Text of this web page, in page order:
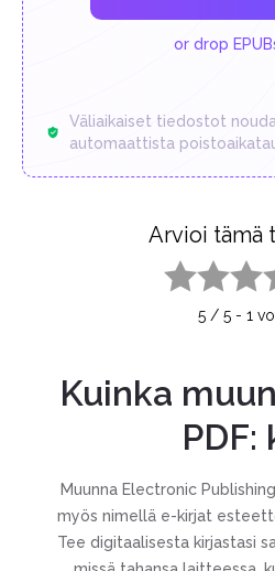
or drop
Väliaikaiset tiedostot
automaattista
Arvioi tämä
5/ 5- 1
Kuinka
PDF:
Muunna Electronic
myös nimellä e-kirjat
Tee digitaalisesta kirjastasi